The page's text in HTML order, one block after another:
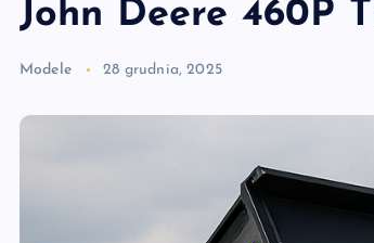
John Deere 460P
Modele 28 grudnia, 2025